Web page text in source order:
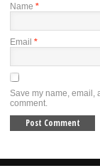
Name *
Email *
Save my name, email,
comment.